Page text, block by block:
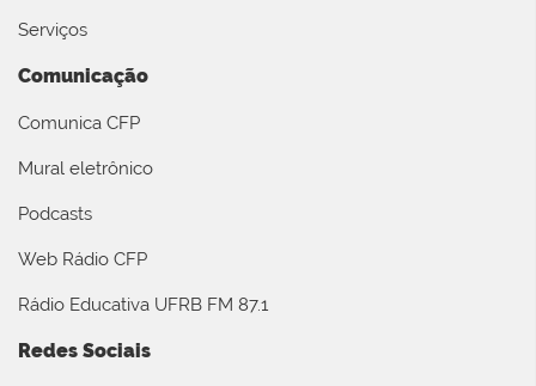
Serviços
Comunicação
Comunica CFP
Mural eletrônico
Podcasts
Web Rádio CFP
Rádio Educativa UFRB FM 87.1
Redes Sociais